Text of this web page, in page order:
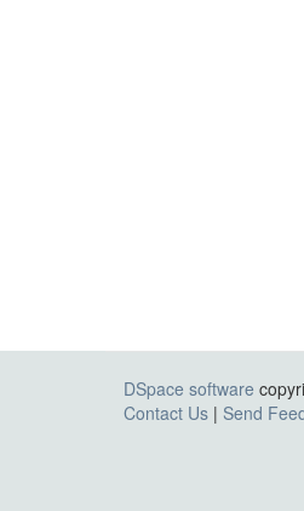
DSpace software
Contact Us | Send